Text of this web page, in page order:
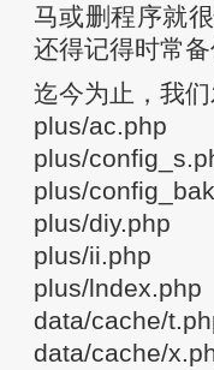
马或删程序就
还得记得时常备
迄今为止，我
plus/ac.php
plus/
plus/
plus/diy.php
plus/ii.php
plus/lndex.php
data/cache/
data/cache/